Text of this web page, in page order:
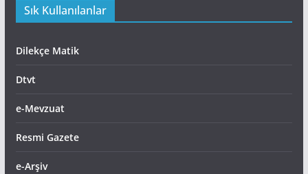
Sık Kullanılanlar
Dilekçe Matik
Dtvt
e-Mevzuat
Resmi Gazete
e-Arşiv